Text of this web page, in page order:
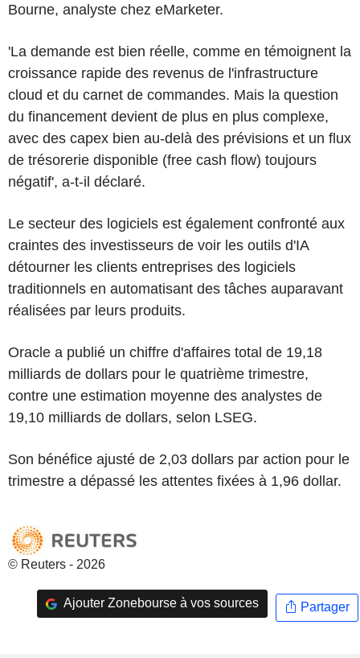
Bourne, analyste chez eMarketer.
'La demande est bien réelle, comme en témoignent la
croissance rapide des revenus de l'infrastructure
cloud et du carnet de commandes. Mais la question
du financement devient de plus en plus complexe,
avec des capex bien au-delà des prévisions et un flux
de trésorerie disponible (free cash flow) toujours
négatif', a-t-il déclaré.
Le secteur des logiciels est également confronté aux
craintes des investisseurs de voir les outils d'IA
détourner les clients entreprises des logiciels
traditionnels en automatisant des tâches auparavant
réalisées par leurs produits.
Oracle a publié un chiffre d'affaires total de 19,18
milliards de dollars pour le quatrième trimestre,
contre une estimation moyenne des analystes de
19,10 milliards de dollars, selon LSEG.
Son bénéfice ajusté de 2,03 dollars par action pour le
trimestre a dépassé les attentes fixées à 1,96 dollar.
© Reuters - 2026
Ajouter Zonebourse à vos sources Partager